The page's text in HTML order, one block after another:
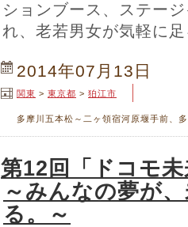
ションブース、ステー
れ、老若男女が気軽に
2014年07月13日
関東 > 東京都 > 狛江市
多摩川五本松～二ヶ領宿河原堰手前、
第12回「ドコモ
～みんなの夢が
る。～